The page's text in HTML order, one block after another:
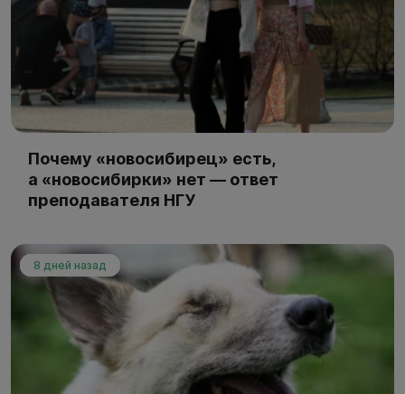
Почему «новосибирец» есть,
а «новосибирки» нет — ответ
преподавателя НГУ
8 дней назад